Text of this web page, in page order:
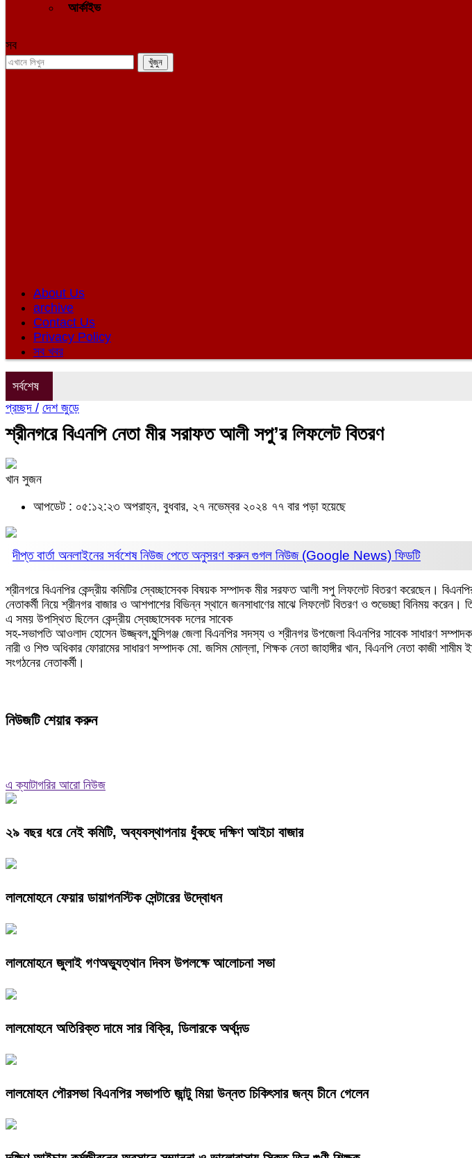
আর্কাইভ
সব
About Us
archive
Contact Us
Privacy Policy
সব খবর
সর্বশেষ
প্রচ্ছদ / দেশ জুড়ে
শ্রীনগরে বিএনপি নেতা মীর সরাফত আলী সপু’র লিফলেট বিতরণ
খান সুজন
আপডেট : ০৫:১২:২৩ অপরাহ্ন, বুধবার, ২৭ নভেম্বর ২০২৪ ৭৭ বার পড়া হয়েছে
দীপ্ত বার্তা অনলাইনের সর্বশেষ নিউজ পেতে অনুসরণ করুনগুগল নিউজ (Google News) ফিডটি
শ্রীনগরে বিএনপির কেন্দ্রীয় কমিটির স্বেচ্ছাসেবক বিষয়ক সম্পাদক মীর সরফত আলী সপু লিফলেট বিতরণ করেছেন।
নেতাকর্মী নিয়ে শ্রীনগর বাজার ও আশপাশের বিভিন্ন স্থানে জনসাধাণের মাঝে লিফলেট বিতরণ ও শুভেচ্ছা বিনিময়
এ সময় উপস্থিত ছিলেন কেন্দ্রীয় স্বেচ্ছাসেবক দলের সাবেক
সহ-সভাপতি আওলাদ হোসেন উজ্জ্বল,মুন্সিগঞ্জ জেলা বিএনপির সদস্য ও শ্রীনগর উপজেলা বিএনপির সাবেক সাধারণ
নারী ও শিশু অধিকার ফোরামের সাধারণ সম্পাদক মো. জসিম মোল্লা, শিক্ষক নেতা জাহাঙ্গীর খান, বিএনপি নেতা কাজী
সংগঠনের নেতাকর্মী।
নিউজটি শেয়ার করুন
এ ক্যাটাগরির আরো নিউজ
২৯ বছর ধরে নেই কমিটি, অব্যবস্থাপনায় ধুঁকছে দক্ষিণ আইচা বাজার
লালমোহনে ফেয়ার ডায়াগনস্টিক সেন্টারের উদ্বোধন
লালমোহনে জুলাই গণঅভ্যুত্থান দিবস উপলক্ষে আলোচনা সভা
লালমোহনে অতিরিক্ত দামে সার বিক্রি, ডিলারকে অর্থদন্ড
লালমোহন পৌরসভা বিএনপির সভাপতি জান্টু মিয়া উন্নত চিকিৎসার জন্য চীনে গেলেন